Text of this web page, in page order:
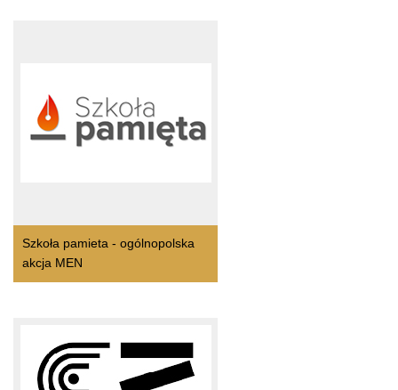
Szkoła pamieta - ogólnopolska
akcja MEN